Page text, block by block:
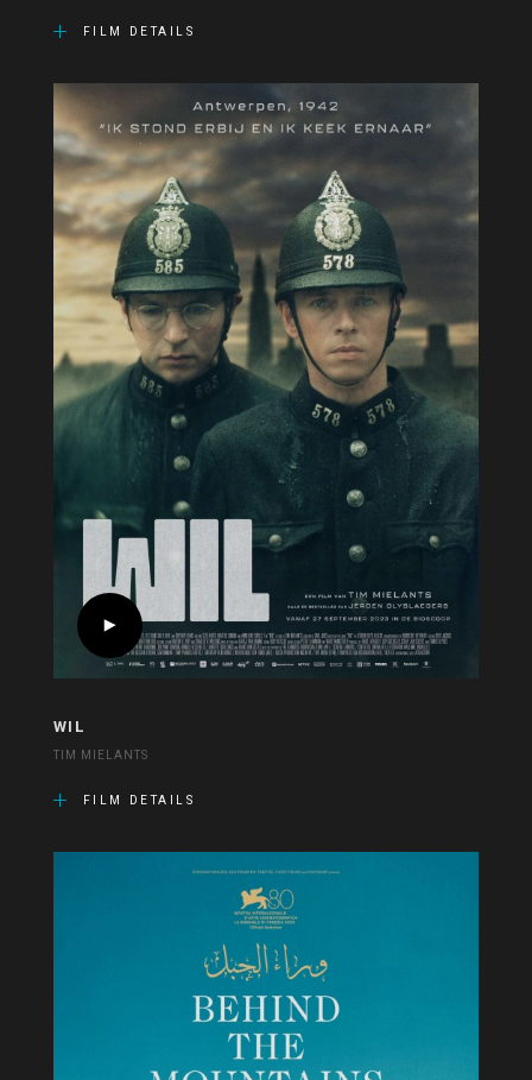
FILM DETAILS
WIL
TIM MIELANTS
FILM DETAILS